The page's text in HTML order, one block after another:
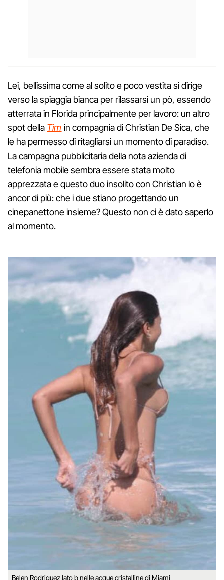
Lei, bellissima come al solito e poco vestita si dirige
verso la spiaggia bianca per rilassarsi un pò, essendo
atterrata in Florida principalmente per lavoro: un altro
spot della Tim in compagnia di Christian De Sica, che
le ha permesso di ritagliarsi un momento di paradiso.
La campagna pubblicitaria della nota azienda di
telefonia mobile sembra essere stata molto
apprezzata e questo duo insolito con Christian lo è
ancor di più: che i due stiano progettando un
cinepanettone insieme? Questo non ci è dato saperlo
al momento.
Belen Rodriguez lato b nelle acque cristalline di Miami